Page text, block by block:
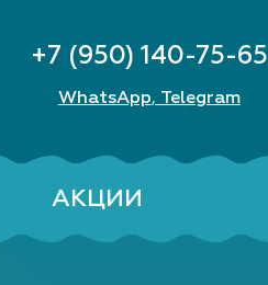
+7 (950) 140-75-65
WhatsApp, Telegram
АКЦИИ